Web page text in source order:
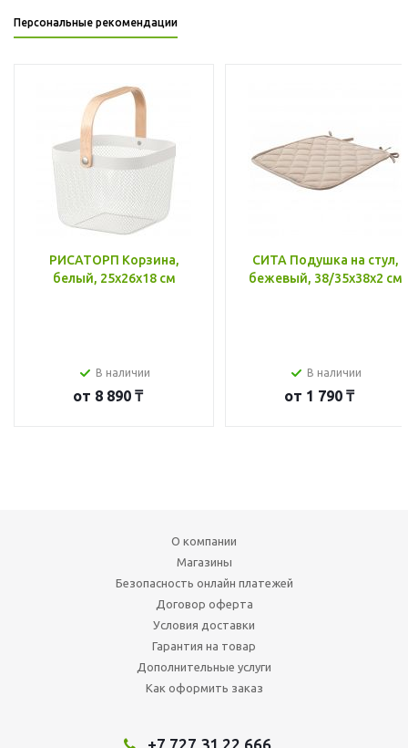
Персональные рекомендации
РИСАТОРП Корзина,
белый, 25x26x18 см
В наличии
от 8 890 ₸
СИТА Подушка на стул,
бежевый, 38/35x38x2 см
В наличии
от 1 790 ₸
О компании
Магазины
Безопасность онлайн платежей
Договор оферта
Условия доставки
Гарантия на товар
Дополнительные услуги
Как оформить заказ
+7 727 31 22 666